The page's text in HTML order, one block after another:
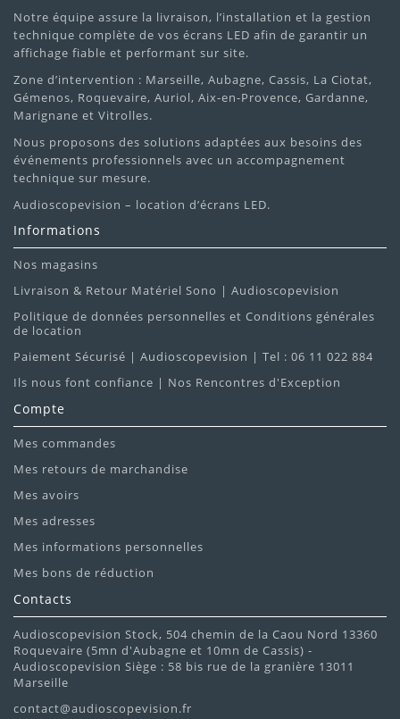
Notre équipe assure la livraison, l’installation et la gestion
technique complète de vos écrans LED afin de garantir un
affichage fiable et performant sur site.
Zone d’intervention : Marseille, Aubagne, Cassis, La Ciotat,
Gémenos, Roquevaire, Auriol, Aix-en-Provence, Gardanne,
Marignane et Vitrolles.
Nous proposons des solutions adaptées aux besoins des
événements professionnels avec un accompagnement
technique sur mesure.
Audioscopevision – location d’écrans LED.
Informations
Nos magasins
Livraison & Retour Matériel Sono | Audioscopevision
Politique de données personnelles et Conditions générales
de location
Paiement Sécurisé | Audioscopevision | Tel : 06 11 022 884
Ils nous font confiance | Nos Rencontres d'Exception
Compte
Mes commandes
Mes retours de marchandise
Mes avoirs
Mes adresses
Mes informations personnelles
Mes bons de réduction
Contacts
Audioscopevision Stock, 504 chemin de la Caou Nord 13360
Roquevaire (5mn d'Aubagne et 10mn de Cassis) -
Audioscopevision Siège : 58 bis rue de la granière 13011
Marseille
contact@audioscopevision.fr